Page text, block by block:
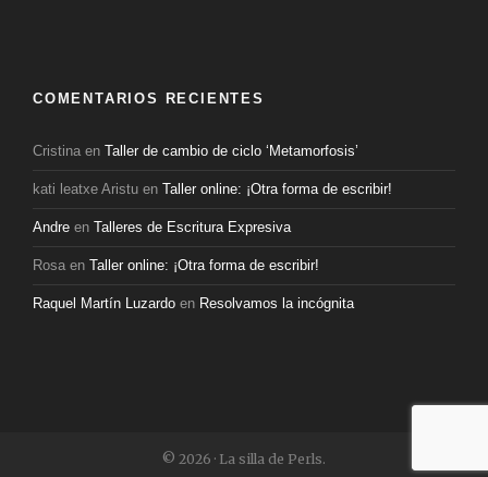
COMENTARIOS RECIENTES
Cristina en Taller de cambio de ciclo ‘Metamorfosis’
kati leatxe Aristu en Taller online: ¡Otra forma de escribir!
Andre en Talleres de Escritura Expresiva
Rosa en Taller online: ¡Otra forma de escribir!
Raquel Martín Luzardo en Resolvamos la incógnita
© 2026 · La silla de Perls.